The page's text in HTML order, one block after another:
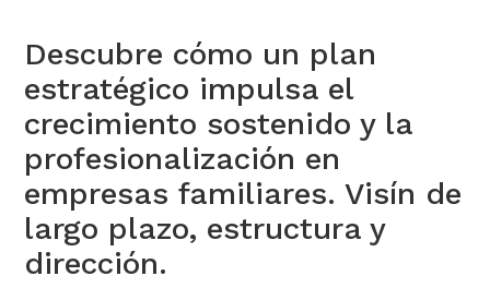
Descubre cómo un plan
estratégico impulsa el
crecimiento sostenido y la
profesionalización en
empresas familiares. Visín de
largo plazo, estructura y
dirección.